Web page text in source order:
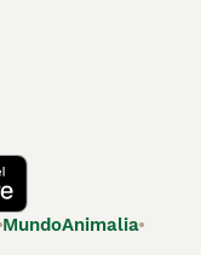
MundoAnimalia